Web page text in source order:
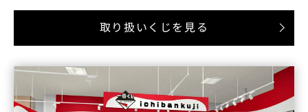
取り扱いくじを見る